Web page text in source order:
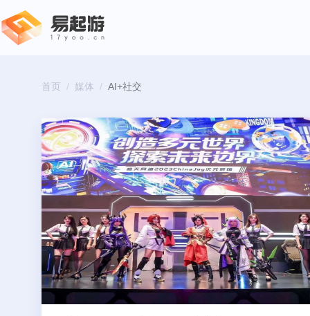
首页 / 媒体 / AI+社交